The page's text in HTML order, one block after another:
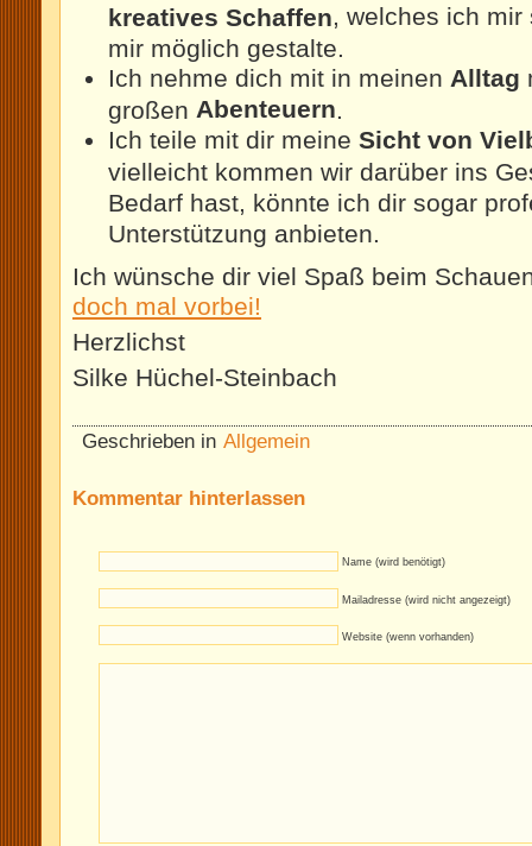
kreatives Schaffen, welches ich
mir möglich gestalte.
Ich nehme dich mit in meinen Alltag
großen Abenteuern
Ich teile mit dir meine Sicht von
vielleicht kommen wir darüber ins
Bedarf hast, könnte ich dir sogar
Unterstützung anbieten.
Ich wünsche dir viel Spaß beim
doch mal vorbei!
Herzlichst
Silke Hüchel-Steinbach
Geschrieben in Allgemein
Kommentar hinterlassen
Name (wird benötigt)
Mailadresse (wird nicht angezeigt)
Website (wenn vorhanden)